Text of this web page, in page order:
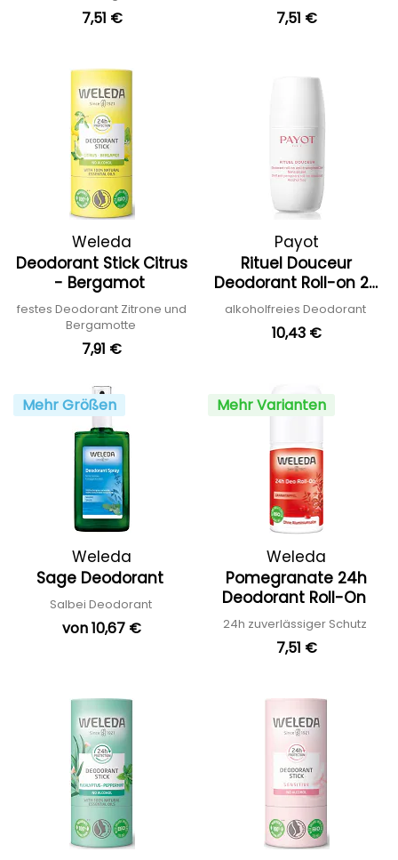
7,51 € 7,51 €
Weleda
Deodorant Stick Citrus
- Bergamot
festes Deodorant Zitrone und
Bergamotte
7,91 €
Payot
Rituel Douceur
Deodorant Roll-on 24
hours
alkoholfreies Deodorant
10,43 €
Mehr Größen
Weleda
Sage Deodorant
Salbei Deodorant
von 10,67 €
Mehr Varianten
Weleda
Pomegranate 24h
Deodorant Roll-On
24h zuverlässiger Schutz
7,51 €